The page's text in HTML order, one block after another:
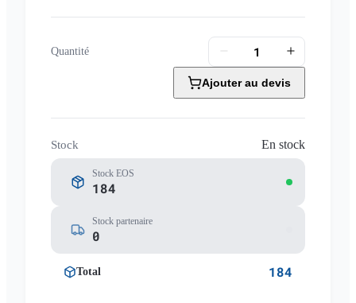
Quantité
Ajouter au devis
Stock En stock
Stock EOS
184
Stock partenaire
0
Total 184